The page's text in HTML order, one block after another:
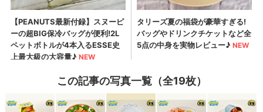
この記事の写真一覧（全19枚）